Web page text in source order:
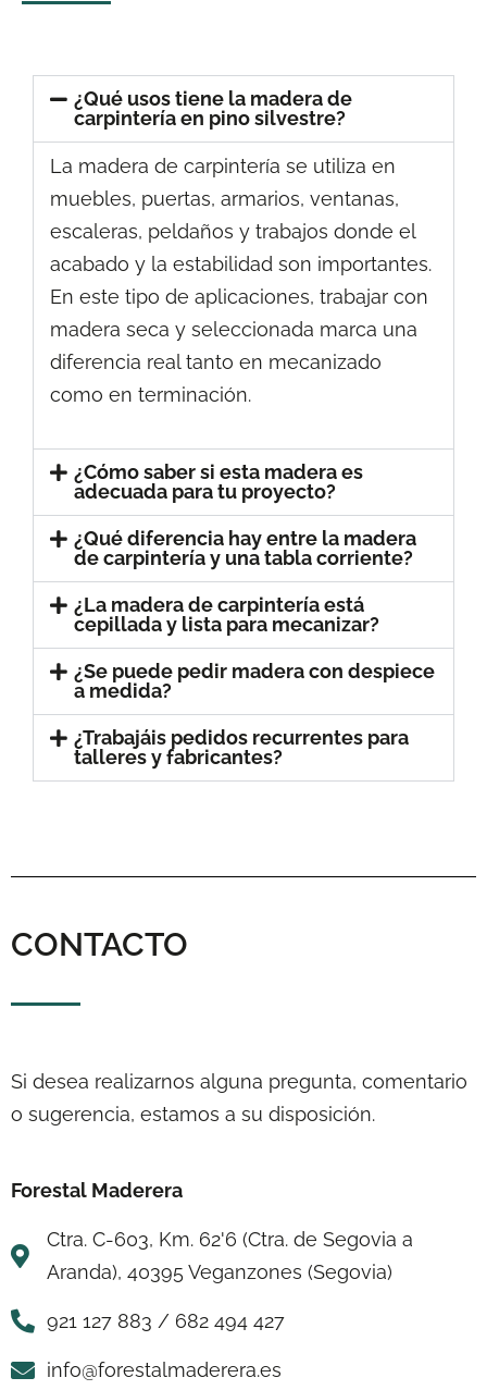
¿Qué usos tiene la madera de
carpintería en pino silvestre?
La madera de carpintería se utiliza en
muebles, puertas, armarios, ventanas,
escaleras, peldaños y trabajos donde el
acabado y la estabilidad son importantes.
En este tipo de aplicaciones, trabajar con
madera seca y seleccionada marca una
diferencia real tanto en mecanizado
como en terminación.
¿Cómo saber si esta madera es
adecuada para tu proyecto?
¿Qué diferencia hay entre la madera
de carpintería y una tabla corriente?
¿La madera de carpintería está
cepillada y lista para mecanizar?
¿Se puede pedir madera con despiece
a medida?
¿Trabajáis pedidos recurrentes para
talleres y fabricantes?
CONTACTO
Si desea realizarnos alguna pregunta, comentario
o sugerencia, estamos a su disposición.
Forestal Maderera
Ctra. C-603, Km. 62'6 (Ctra. de Segovia a
Aranda), 40395 Veganzones (Segovia)
921 127 883 / 682 494 427
info@forestalmaderera.es